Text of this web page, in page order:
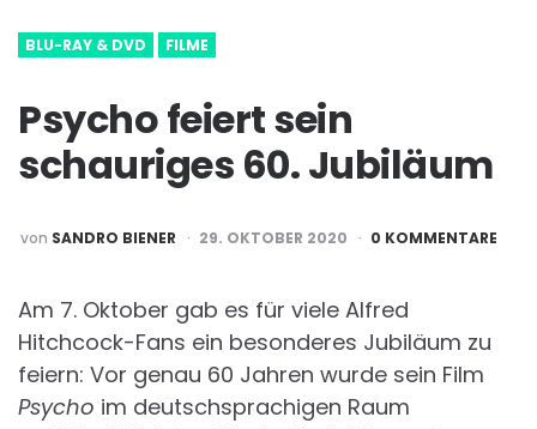
BLU-RAY & DVD FILME
Psycho feiert sein
schauriges 60. Jubiläum
POSTED
BY
von SANDRO BIENER 29. OKTOBER 2020 0 KOMMENTARE
Am 7. Oktober gab es für viele Alfred
Hitchcock-Fans ein besonderes Jubiläum zu
feiern: Vor genau 60 Jahren wurde sein Film
Psycho im deutschsprachigen Raum